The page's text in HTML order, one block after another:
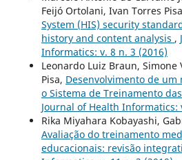
Feijó Ortolani, Ivan Torres
System (HIS) security
history and content analysis ,
Informatics: v. 8 n. 3 (2016)
Leonardo Luiz Braun,
Pisa, Desenvolvimento de
o Sistema de Treinamento
Journal of Health Informatics:
Rika Miyahara Kobayashi,
Avaliação do treinamento
educacionais: revisão